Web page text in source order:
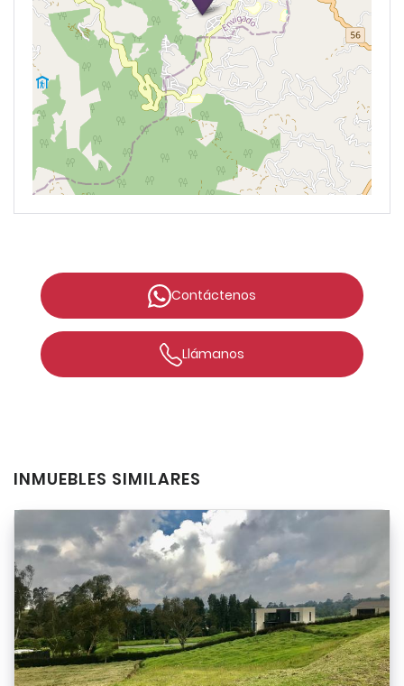
Register
Contáctenos
Llámanos
INMUEBLES SIMILARES